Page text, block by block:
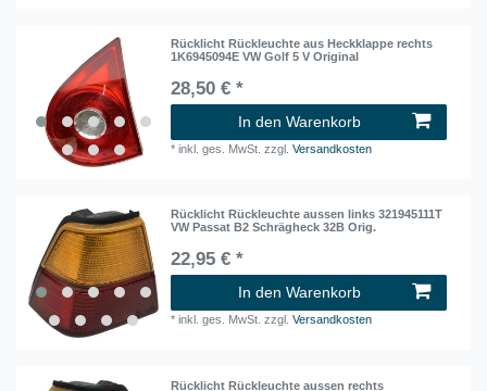
Rücklicht Rückleuchte aus Heckklappe rechts
1K6945094E VW Golf 5 V Original
28,50 € *
In den Warenkorb
*inkl. ges. MwSt. zzgl.Versandkosten
Rücklicht Rückleuchte aussen links 321945111T
VW Passat B2 Schrägheck 32B Orig.
22,95 € *
In den Warenkorb
*inkl. ges. MwSt. zzgl.Versandkosten
Rücklicht Rückleuchte aussen rechts